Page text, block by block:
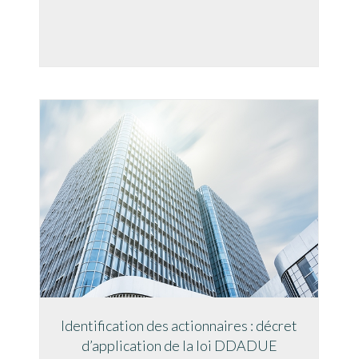
Identification des actionnaires : décret
d’application de la loi DDADUE